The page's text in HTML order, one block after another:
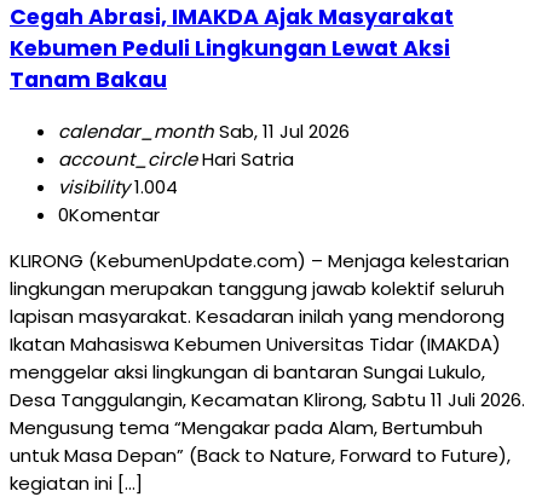
Cegah Abrasi, IMAKDA Ajak Masyarakat
Kebumen Peduli Lingkungan Lewat Aksi
Tanam Bakau
calendar_monthSab, 11 Jul 2026
account_circleHari Satria
visibility1.004
0Komentar
KLIRONG (KebumenUpdate.com) – Menjaga kelestarian
lingkungan merupakan tanggung jawab kolektif seluruh
lapisan masyarakat. Kesadaran inilah yang mendorong
Ikatan Mahasiswa Kebumen Universitas Tidar (IMAKDA)
menggelar aksi lingkungan di bantaran Sungai Lukulo,
Desa Tanggulangin, Kecamatan Klirong, Sabtu 11 Juli 2026.
Mengusung tema “Mengakar pada Alam, Bertumbuh
untuk Masa Depan” (Back to Nature, Forward to Future),
kegiatan ini […]